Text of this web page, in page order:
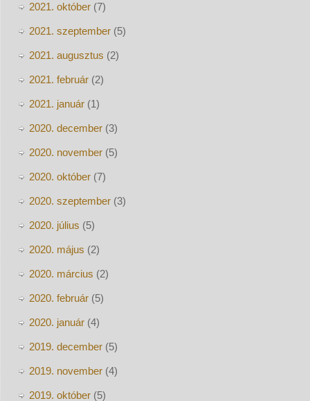
2021. október(7)
2021. szeptember(5)
2021. augusztus (2)
2021. február(2)
2021. január(1)
2020. december(3)
2020. november(5)
2020. október(7)
2020. szeptember(3)
2020. július (5)
2020. május (2)
2020. március (2)
2020. február(5)
2020. január(4)
2019. december(5)
2019. november(4)
2019. október(5)